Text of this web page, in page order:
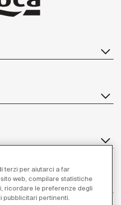
terzi per aiutarci a far
web, compilare statistiche
ricordare le preferenze degli
pubblicitari pertinenti.